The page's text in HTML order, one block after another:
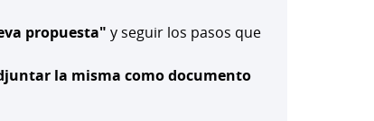
propuesta" y seguir los pasos que
la misma como documento